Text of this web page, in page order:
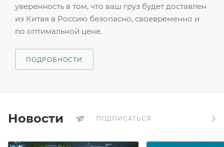
уверенность в том, что ваш груз будет доставлен
из Китая в Россию безопасно, своевременно и
по оптимальной цене.
ПОДРОБНОСТИ
Новости ПОДПИСАТЬСЯ